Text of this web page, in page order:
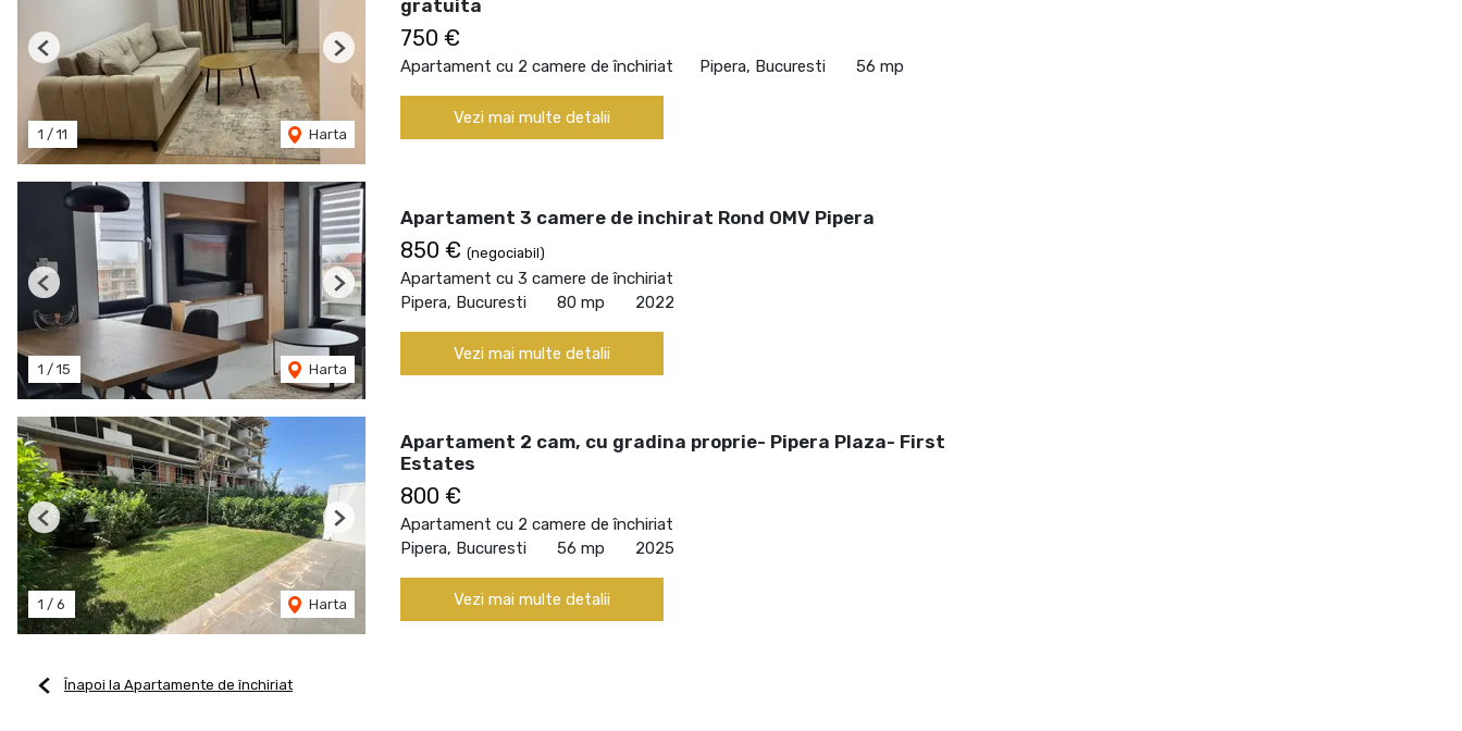
1 / 11 Harta
Previous Next
gratuita
750 €
Apartament cu 2 camere de închiriat Pipera, Bucuresti 56 mp
Vezi mai multe detalii
1 / 15 Harta
Previous Next
Apartament 3 camere de inchirat Rond OMV Pipera
850 € (negociabil)
Apartament cu 3 camere de închiriat
Pipera, Bucuresti
80 mp 2022
Vezi mai multe detalii
1 / 6 Harta
Previous Next
Apartament 2 cam, cu gradina proprie- Pipera Plaza- First
Estates
800 €
Apartament cu 2 camere de închiriat
Pipera, Bucuresti
56 mp 2025
Vezi mai multe detalii
Înapoi la Apartamente de închiriat